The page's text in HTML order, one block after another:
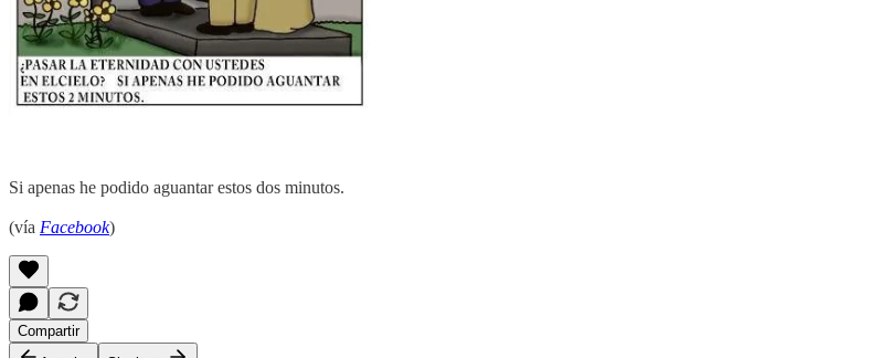
Si apenas he podido aguantar estos dos minutos.
(vía Facebook)
Compartir